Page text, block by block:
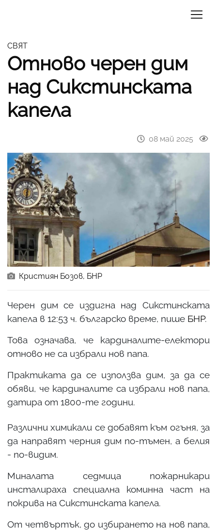
СВЯТ
Отново черен дим
над Сикстинската
капела
08 май 2025
Кристиян Бозов, БНР
Черен дим се издигна над Сикстинската
капела в 12:53 ч. българско време, пише БНР.
Това означава, че кардиналите-електори
отново не са избрали нов папа.
Практиката да се използва дим, за да се
обяви, че кардиналите са избрали нов папа,
датира от 1800-те години.
Различни химикали се добавят към огъня, за
да направят черния дим по-тъмен, а белия
- по-видим.
Миналата седмица пожарникари
инсталираха специална коминна част на
покрива на Сикстинската капела.
От четвъртък, до избирането на нов папа,